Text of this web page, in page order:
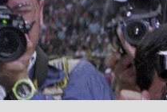
本代表監督に...